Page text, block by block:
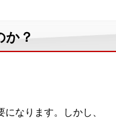
か？
なります。しかし、